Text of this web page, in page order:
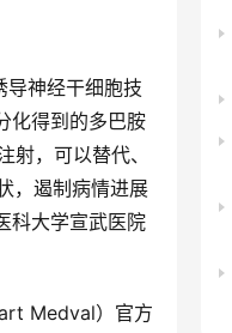
神经干细胞技
化得到的多巴胺
，可以替代、
，遏制病情进展
科大学宣武医院
Medval）官方